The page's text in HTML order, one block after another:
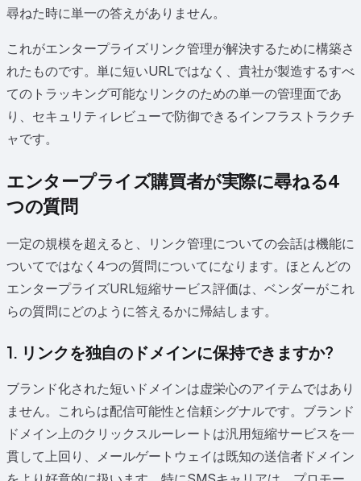
尋ねた時に単一の答えがありません。
これがエンタープライズリンク管理が解決するために構築さ
れたものです。単に短いURLではなく、貴社が製造するすべ
てのトラッキング可能なリンクのための単一の管理面であ
り、セキュリティレビューで防御できるインフラストラクチ
ャです。
エンタープライズ購買者が実際に尋ねる4
つの質問
一定の規模を超えると、リンク管理についての会話は機能に
ついてではなく4つの質問についてになります。ほとんどの
エンタープライズURL短縮サービス評価は、ベンダーがこれ
らの質問にどのように答えるかに帰結します。
1. リンクを独自のドメインに保持できますか?
ブランド化された短いドメインは虚栄心のアイテムではあり
ません。これらは配信可能性と信頼シグナルです。ブランド
ドメイン上のクリックスルーレートは汎用短縮サービスを一
貫して上回り、メールゲートウェイは既知の送信者ドメイン